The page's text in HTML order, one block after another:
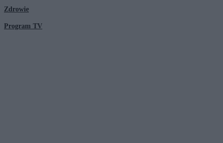
Zdrowie
Program TV